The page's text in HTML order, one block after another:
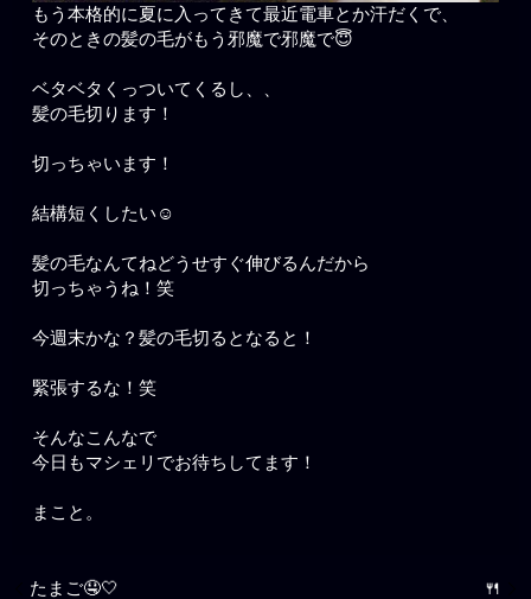
もう本格的に夏に入ってきて最近電車とか汗だくで、
そのときの髪の毛がもう邪魔で邪魔で😇
ベタベタくっついてくるし、、
髪の毛切ります！
切っちゃいます！
結構短くしたい☺️
髪の毛なんてねどうせすぐ伸びるんだから
切っちゃうね！笑
今週末かな？髪の毛切るとなると！
緊張するな！笑
そんなこんなで
今日もマシェリでお待ちしてます！
まこと。
たまご🤤🤍 🍴